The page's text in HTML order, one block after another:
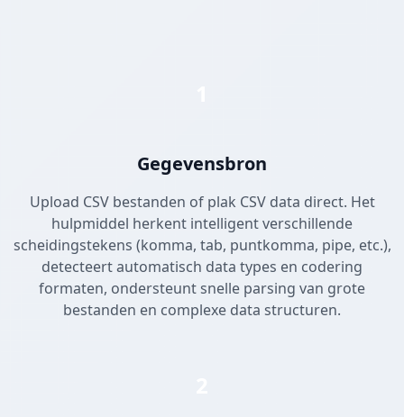
Gegevensbron
Upload CSV bestanden of plak CSV data direct. Het
hulpmiddel herkent intelligent verschillende
scheidingstekens (komma, tab, puntkomma, pipe, etc.),
detecteert automatisch data types en codering
formaten, ondersteunt snelle parsing van grote
bestanden en complexe data structuren.